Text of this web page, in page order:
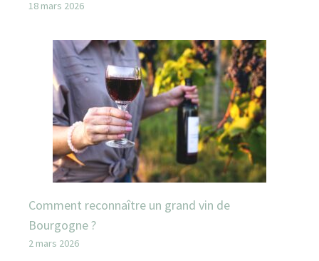
18 mars 2026
Comment reconnaître un grand vin de
Bourgogne ?
2 mars 2026